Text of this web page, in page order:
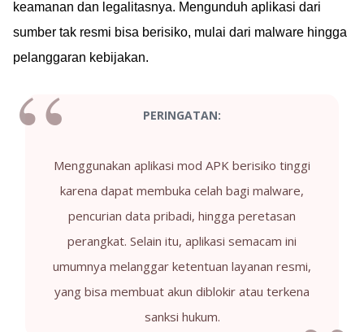
keamanan dan legalitasnya. Mengunduh aplikasi dari
sumber tak resmi bisa berisiko, mulai dari malware hingga
pelanggaran kebijakan.
PERINGATAN:
Menggunakan aplikasi mod APK berisiko tinggi
karena dapat membuka celah bagi malware,
pencurian data pribadi, hingga peretasan
perangkat. Selain itu, aplikasi semacam ini
umumnya melanggar ketentuan layanan resmi,
yang bisa membuat akun diblokir atau terkena
sanksi hukum.